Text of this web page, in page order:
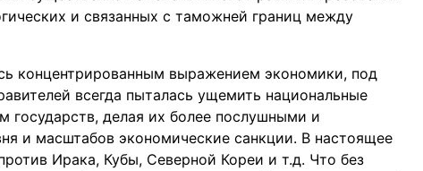
и связанных с таможней границ между
концентрированным выражением экономики, под
всегда пыталась ущемить национальные
государств, делая их более послушными и
и масштабов экономические санкции. В настоящее
Ирака, Кубы, Северной Кореи и т.д. Что без